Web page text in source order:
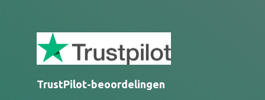
TrustPilot-beoordelingen